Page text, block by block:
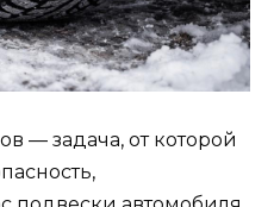
— задача, от которой